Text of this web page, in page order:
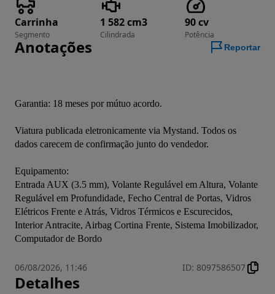
Carrinha
Segmento
1 582 cm3
Cilindrada
90 cv
Potência
Anotações Reportar
Garantia: 18 meses por mútuo acordo.
Viatura publicada eletronicamente via Mystand. Todos os
dados carecem de confirmação junto do vendedor.
Equipamento:
Entrada AUX (3.5 mm), Volante Regulável em Altura, Volante
Regulável em Profundidade, Fecho Central de Portas, Vidros
Elétricos Frente e Atrás, Vidros Térmicos e Escurecidos,
Interior Antracite, Airbag Cortina Frente, Sistema Imobilizador,
Computador de Bordo
06/08/2026, 11:46 ID: 8097586507
Detalhes